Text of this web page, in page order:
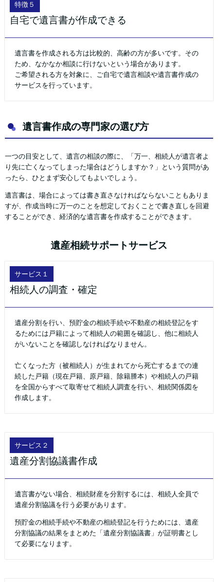
特徴５
自宅で遺言書が作成できる
遺言書を作成される方は比較的、高齢の方が多いです。その
ため、なかなか相談に行けないという場合があります。
ご希望される方を対象に、ご自宅で遺言相談や遺言書作成の
サービスを行っています。
遺言書作成の専門家の選び方
一つの目安として、遺言の相談の際に、「万一、相続人が遺言者よ
り先に亡くなってしまった場合はどうしますか？」という質問があ
ったら、ひとまず安心してもよいでしょう。
遺言書は、場合によっては書き直さなければならないこともありま
すが、作成当時に万一のことを想定しておくことで書き直しを回避
することができ、経済的な遺言書を作成することができます。
遺産相続サポートサービス
サービス１
相続人の調査・確定
遺産分割を行い、預貯金の相続手続や不動産の相続登記をす
るためには戸籍によって相続人の範囲を確認し、他に相続人
がいないことを確認しなければなりません。
亡くなった方（被相続人）が生まれてから死亡するまでの連
続した戸籍（現在戸籍、原戸籍、除籍謄本）や相続人の戸籍
を全国からすべて取寄せて相続人調査を行い、相続関係図を
作成します。
サービス２
遺産分割協議書作成
遺言書がない場合、相続財産を分割するには、相続人全員で
遺産分割協議を行う必要があります。
預貯金の相続手続や不動産の相続登記を行うためには、遺産
分割協議の結果をまとめた「遺産分割協議書」が証明書とし
て必要になります。